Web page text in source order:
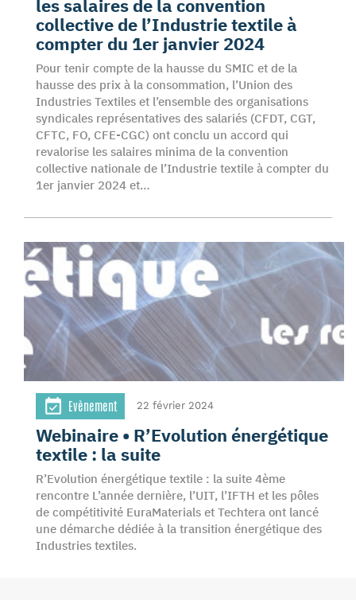
les salaires de la convention
collective de l’Industrie textile à
compter du 1er janvier 2024
Pour tenir compte de la hausse du SMIC et de la
hausse des prix à la consommation, l’Union des
Industries Textiles et l’ensemble des organisations
syndicales représentatives des salariés (CFDT, CGT,
CFTC, FO, CFE-CGC) ont conclu un accord qui
revalorise les salaires minima de la convention
collective nationale de l’Industrie textile à compter du
1er janvier 2024 et…
Evènement 22 février 2024
Webinaire • R’Evolution énergétique
textile : la suite
R’Evolution énergétique textile : la suite 4ème
rencontre L’année dernière, l’UIT, l’IFTH et les pôles
de compétitivité EuraMaterials et Techtera ont lancé
une démarche dédiée à la transition énergétique des
Industries textiles.